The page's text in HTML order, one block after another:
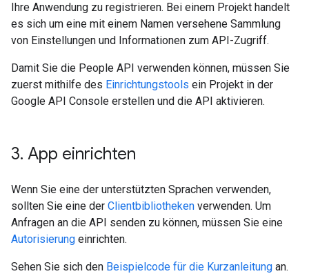
Ihre Anwendung zu registrieren. Bei einem Projekt handelt
es sich um eine mit einem Namen versehene Sammlung
von Einstellungen und Informationen zum API-Zugriff.
Damit Sie die People API verwenden können, müssen Sie
zuerst mithilfe des Einrichtungstools ein Projekt in der
Google API Console erstellen und die API aktivieren.
3. App einrichten
Wenn Sie eine der unterstützten Sprachen verwenden,
sollten Sie eine der Clientbibliotheken verwenden. Um
Anfragen an die API senden zu können, müssen Sie eine
Autorisierung einrichten.
Sehen Sie sich den Beispielcode für die Kurzanleitung an.